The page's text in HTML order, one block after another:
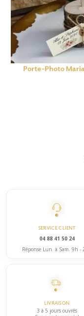
Porte-Photo
SERVICE CLIENT
04 88 41 50 24
Réponse Lun. à Sam. 9h -
LIVRAISON
3 à 5 jours ouvrés